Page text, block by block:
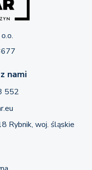
nami
552
Rybnik, woj. śląskie